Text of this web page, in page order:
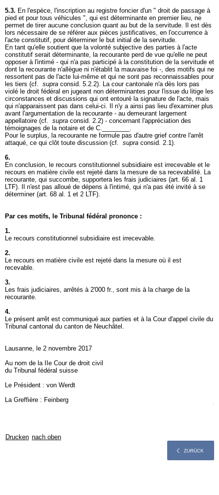
5.3. En l'espèce, l'inscription au registre foncier d'un " droit de passage à
pied et pour tous véhicules ", qui est déterminante en premier lieu, ne
permet de tirer aucune conclusion quant au but de la servitude. Il est dès
lors nécessaire de se référer aux pièces justificatives, en l'occurrence à
l'acte constitutif, pour déterminer le but initial de la servitude.
En tant qu'elle soutient que la volonté subjective des parties à l'acte
constitutif serait déterminante, la recourante perd de vue qu'elle ne peut
opposer à l'intimé - qui n'a pas participé à la constitution de la servitude et
dont la recourante n'allègue ni n'établit la mauvaise foi -, des motifs qui ne
ressortent pas de l'acte lui-même et qui ne sont pas reconnaissables pour
les tiers (cf. supra consid. 5.2.2). La cour cantonale n'a dès lors pas
violé le droit fédéral en jugeant non déterminantes pour l'issue du litige les
circonstances et discussions qui ont entouré la signature de l'acte, mais
qui n'apparaissent pas dans celui-ci. Il n'y a ainsi pas lieu d'examiner plus
avant l'argumentation de la recourante - au demeurant largement
appellatoire (cf. supra consid. 2.2) - concernant l'appréciation des
témoignages de la notaire et de C.________.
Pour le surplus, la recourante ne formule pas d'autre grief contre l'arrêt
attaqué, ce qui clôt toute discussion (cf. supra consid. 2.1).
6.
En conclusion, le recours constitutionnel subsidiaire est irrecevable et le
recours en matière civile est rejeté dans la mesure de sa recevabilité. La
recourante, qui succombe, supportera les frais judiciaires (art. 66 al. 1
LTF). Il n'est pas alloué de dépens à l'intimé, qui n'a pas été invité à se
déterminer (art. 68 al. 1 et 2 LTF).
Par ces motifs, le Tribunal fédéral prononce :
1.
Le recours constitutionnel subsidiaire est irrecevable.
2.
Le recours en matière civile est rejeté dans la mesure où il est
recevable.
3.
Les frais judiciaires, arrêtés à 2'000 fr., sont mis à la charge de la
recourante.
4.
Le présent arrêt est communiqué aux parties et à la Cour d'appel civile du
Tribunal cantonal du canton de Neuchâtel.
Lausanne, le 2 novembre 2017
Au nom de la IIe Cour de droit civil
du Tribunal fédéral suisse
Le Président : von Werdt
La Greffière : Feinberg
Drucken nach oben
ZURÜCK